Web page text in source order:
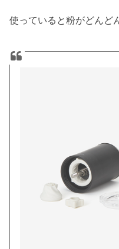
使っていると粉がどんど